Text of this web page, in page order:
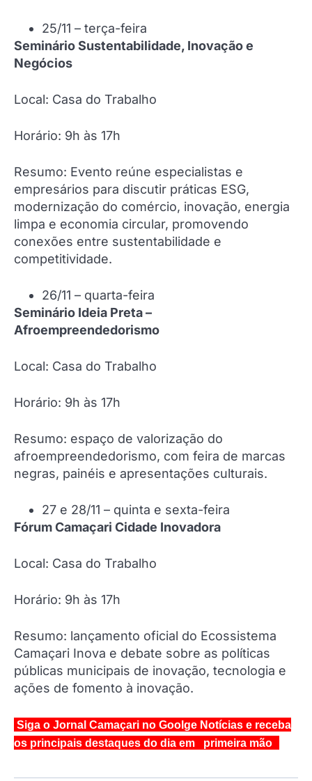
25/11 – terça-feira
Seminário Sustentabilidade, Inovação e
Negócios
Local: Casa do Trabalho
Horário: 9h às 17h
Resumo: Evento reúne especialistas e
empresários para discutir práticas ESG,
modernização do comércio, inovação, energia
limpa e economia circular, promovendo
conexões entre sustentabilidade e
competitividade.
26/11 – quarta-feira
Seminário Ideia Preta –
Afroempreendedorismo
Local: Casa do Trabalho
Horário: 9h às 17h
Resumo: espaço de valorização do
afroempreendedorismo, com feira de marcas
negras, painéis e apresentações culturais.
27 e 28/11 – quinta e sexta-feira
Fórum Camaçari Cidade Inovadora
Local: Casa do Trabalho
Horário: 9h às 17h
Resumo: lançamento oficial do Ecossistema
Camaçari Inova e debate sobre as políticas
públicas municipais de inovação, tecnologia e
ações de fomento à inovação.
Siga o Jornal Camaçari no Goolge Notícias e receba
os principais destaques do dia em primeira mão